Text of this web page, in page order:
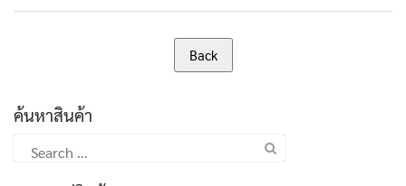
ค้นหาสินค้า
for: